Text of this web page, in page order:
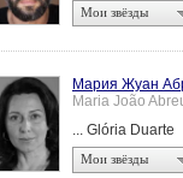
Мои звёзды
Мария Жуан
Maria João
... Glória Duarte
Мои звёзды